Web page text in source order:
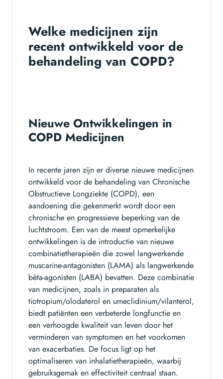
Welke medicijnen zijn
recent ontwikkeld voor de
behandeling van COPD?
Nieuwe Ontwikkelingen in
COPD Medicijnen
In recente jaren zijn er diverse nieuwe medicijnen
ontwikkeld voor de behandeling van Chronische
Obstructieve Longziekte (COPD), een
aandoening die gekenmerkt wordt door een
chronische en progressieve beperking van de
luchtstroom. Een van de meest opmerkelijke
ontwikkelingen is de introductie van nieuwe
combinatietherapieën die zowel langwerkende
muscarine-antagonisten (LAMA) als langwerkende
bèta-agonisten (LABA) bevatten. Deze combinatie
van medicijnen, zoals in preparaten als
tiotropium/olodaterol en umeclidinium/vilanterol,
biedt patiënten een verbeterde longfunctie en
een verhoogde kwaliteit van leven door het
verminderen van symptomen en het voorkomen
van exacerbaties. De focus ligt op het
optimaliseren van inhalatietherapieën, waarbij
gebruiksgemak en effectiviteit centraal staan.